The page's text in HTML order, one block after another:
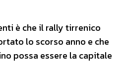
è che il rally tirrenico
lo scorso anno e che
possa essere la capitale